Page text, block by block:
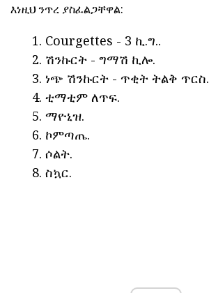
እነዚህ ንጥረ ያስፈልጋቸዋል:
Courgettes - 3 ኪ.ግ..
ሽንኩርት - ግማሽ ኪሎ.
ነጭ ሽንኩርት - ጥቂት ትልቅ ጥርስ.
ቲማቲም ለጥፍ.
ማዮኒዝ.
ኮምጣጤ.
ሶልት.
ስኳር.